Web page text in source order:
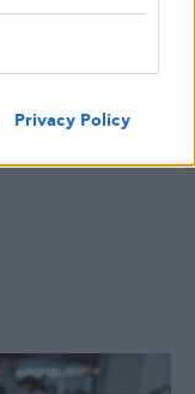
Privacy Policy